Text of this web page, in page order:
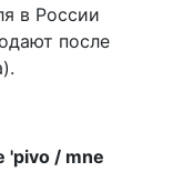
в России
после
'pivo / mne